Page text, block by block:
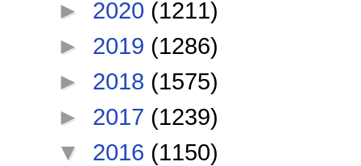
► 2020 (1211)
► 2019 (1286)
► 2018 (1575)
► 2017 (1239)
▼ 2016 (1150)